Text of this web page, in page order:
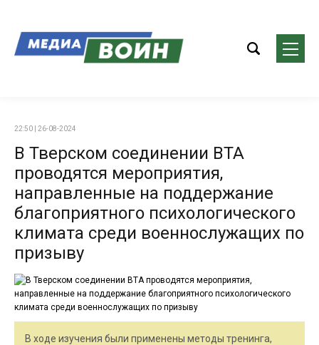
22:50 | 26-08-2024
В Тверском соединении ВТА
проводятся мероприятия,
направленные на поддержание
благоприятного психологического
климата среди военнослужащих по
призыву
В ходе изучения были применены методы тренинга,